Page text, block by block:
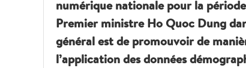
numérique nationale pour la
Premier ministre Ho Quoc Dung
général est de promouvoir de
l’application des données